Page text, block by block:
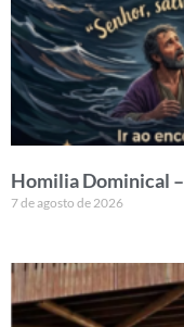
Homilia Dominical
7 de agosto de 2026